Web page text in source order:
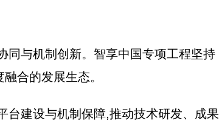
同与机制创新。智享中国专项工程坚持
合的发展生态。
台建设与机制保障,推动技术研发、成果